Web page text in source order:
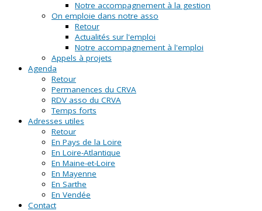
Notre accompagnement à la gestion
On emploie dans notre asso
Retour
Actualités sur l'emploi
Notre accompagnement à l'emploi
Appels à projets
Agenda
Retour
Permanences du CRVA
RDV asso du CRVA
Temps forts
Adresses utiles
Retour
En Pays de la Loire
En Loire-Atlantique
En Maine-et-Loire
En Mayenne
En Sarthe
En Vendée
Contact